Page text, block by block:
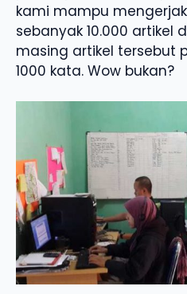
kami mampu
sebanyak 10.000 artikel
masing artikel tersebut
1000 kata. Wow bukan?